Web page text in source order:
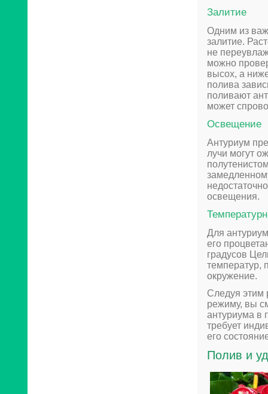
Залитие
Одним из
залитие.
не
можно
высох, а
полива
поливают
может
Освещение
Антуриум
лучи могут
освещения.
Для
его
градусов
температур,
окружение.
Следуя этим
режиму, вы
антуриума в
требует
его
Полив и